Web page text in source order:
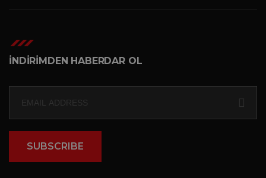
İNDİRİMDEN HABERDAR OL
SUBSCRIBE